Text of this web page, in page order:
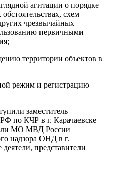
агитации о порядке
схем
чрезвычайных
первичными
территории объектов в
режим и регистрацию
заместитель
по КЧР в г. Карачаевске
МО МВД России
надзора ОНД в г.
представители